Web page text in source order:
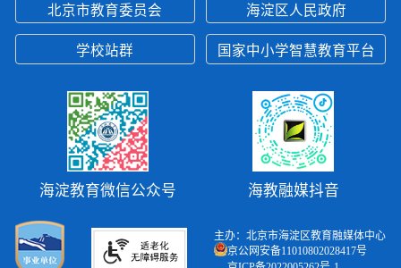
北京市教育委员会 海淀区人民政府
学校站群 国家中小学智慧教育平台
海淀教育微信公众号 海教融媒抖音
主办：北京市海淀区教育融媒体中心
京公网安备11010802028417号